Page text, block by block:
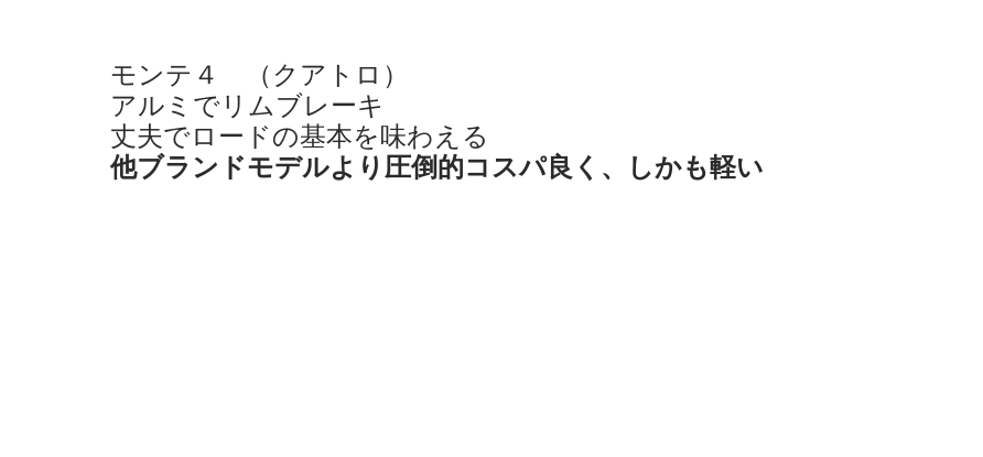
モンテ４　（クアトロ）
アルミでリムブレーキ
丈夫でロードの基本を味わえる
他ブランドモデルより圧倒的コスパ良く、しかも軽い